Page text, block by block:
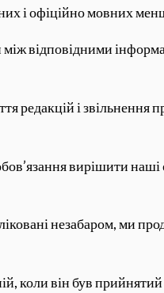
і офіційно мовних
відповідними
і звільнення
вирішити
незабаром, ми
він був прийнятий